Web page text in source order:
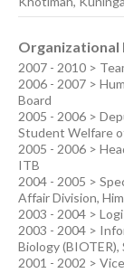
Organizational
2007 - 2010 >
2006 - 2007 >
Board
2005 - 2006 >
Student Welfare
2005 - 2006 >
ITB
2004 - 2005 >
Affair Division,
2003 - 2004 >
2003 - 2004 >
Biology (BIOTER),
2001 - 2002 >